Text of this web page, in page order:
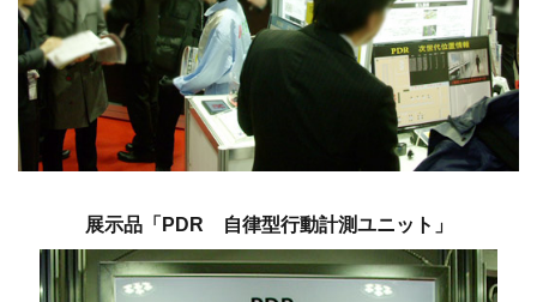
展示品「PDR 自律型行動計測ユニット」